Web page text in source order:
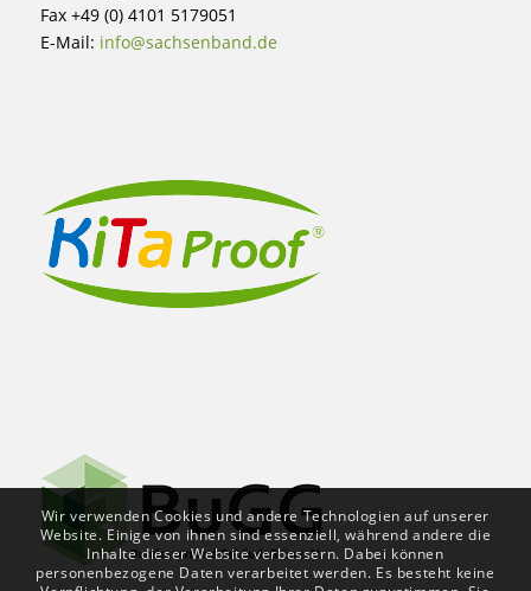
Fax +49 (0) 4101 5179051
E-Mail: info@sachsenband.de
Wir verwenden Cookies und andere Technologien auf unserer
Website. Einige von ihnen sind essenziell, während andere die
Inhalte dieser Website verbessern. Dabei können
personenbezogene Daten verarbeitet werden. Es besteht keine